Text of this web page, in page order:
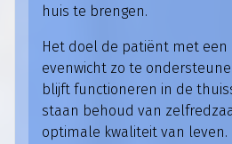
huis te brengen.
Het doel de patiënt met een
evenwicht zo te
blijft functioneren in de
staan behoud van
optimale kwaliteit van leven.